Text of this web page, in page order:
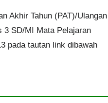
Akhir Tahun (PAT)/Ulangan
3 SD/MI Mata Pelajaran
pada tautan link dibawah